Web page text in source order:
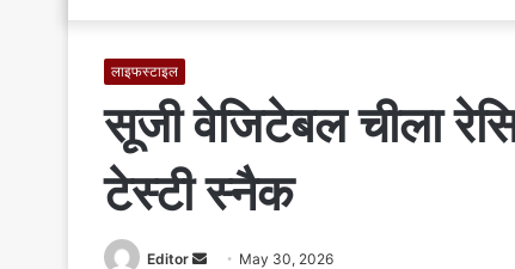
लाइफस्टाइल
सूजी वेजिटेबल चीला
टेस्टी स्नैक
Editor May 30, 2026